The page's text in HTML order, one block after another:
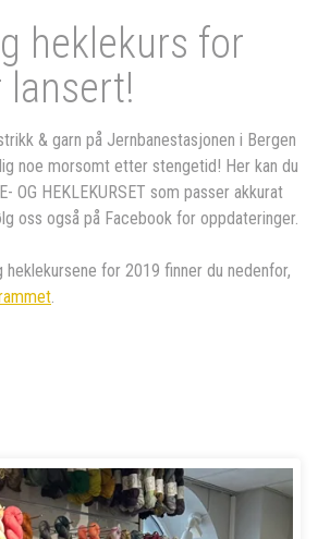
heklekurs for
lansert!
& garn på Jernbanestasjonen i Bergen
noe morsomt etter stengetid! Her kan du
OG HEKLEKURSET som passer akkurat
oss også på Facebook for oppdateringer.
for 2019 finner du nedenfor,